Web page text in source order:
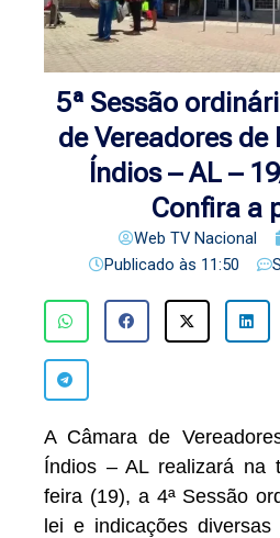
5ª Sessão
de Vereadores
Índios – AL –
Confira a
Web TV Nacional
Publicado às 11:50
A Câmara de
Índios – AL realizará na
feira (19), a 4ª Sessão
lei e indicações